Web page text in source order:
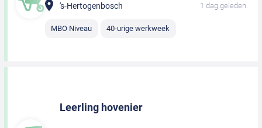
's-Hertogenbosch 1 dag geleden
MBO Niveau 40-urige werkweek
Leerling hovenier